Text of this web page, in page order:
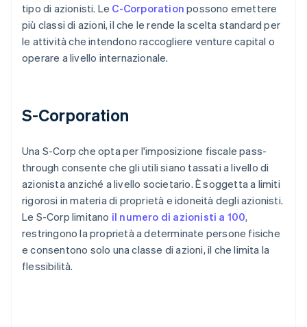
tipo di azionisti. Le C-Corporation possono emettere
più classi di azioni, il che le rende la scelta standard per
le attività che intendono raccogliere venture capital o
operare a livello internazionale.
S-Corporation
Una S-Corp che opta per l'imposizione fiscale pass-
through consente che gli utili siano tassati a livello di
azionista anziché a livello societario. È soggetta a limiti
rigorosi in materia di proprietà e idoneità degli azionisti.
Le S-Corp limitano il numero di azionisti a 100,
restringono la proprietà a determinate persone fisiche
e consentono solo una classe di azioni, il che limita la
flessibilità.